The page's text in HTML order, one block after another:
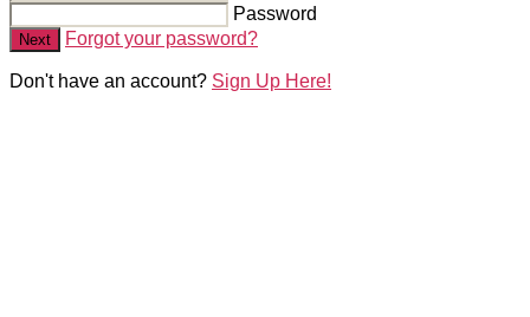
Password
Next Forgot your password?
Don't have an account? Sign Up Here!